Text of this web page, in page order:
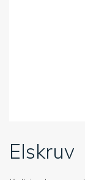
Elskruv